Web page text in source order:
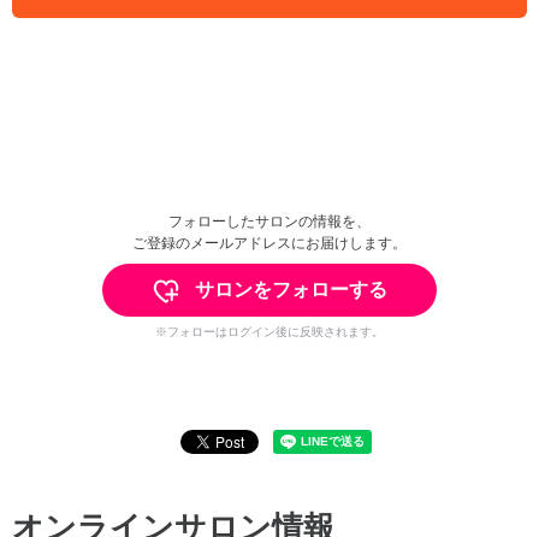
フォローしたサロンの情報を、
ご登録のメールアドレスにお届けします。
サロンをフォローする
※フォローはログイン後に反映されます。
オンラインサロン情報